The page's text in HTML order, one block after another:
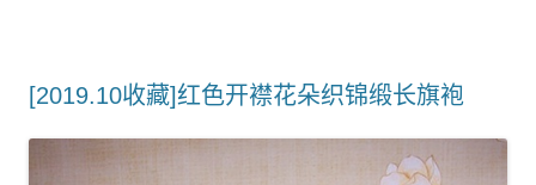
[2019.10收藏]红色开襟花朵织锦缎长旗袍